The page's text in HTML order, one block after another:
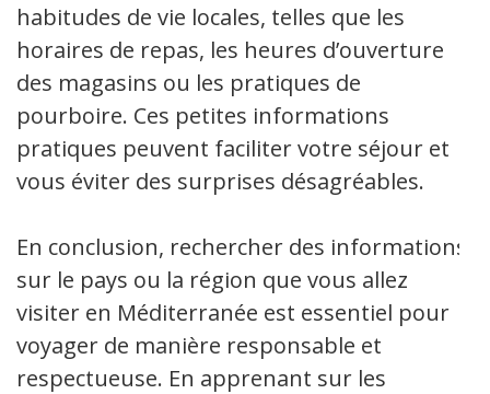
habitudes de vie locales, telles que les
horaires de repas, les heures d’ouverture
des magasins ou les pratiques de
pourboire. Ces petites informations
pratiques peuvent faciliter votre séjour et
vous éviter des surprises désagréables.
En conclusion, rechercher des informations
sur le pays ou la région que vous allez
visiter en Méditerranée est essentiel pour
voyager de manière responsable et
respectueuse. En apprenant sur les